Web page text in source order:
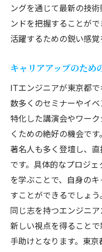
ングを通じて最新の技
ンドを把握することが
活躍するための鋭い感覚
キャリアアップのため
ITエンジニアが東京都で
数多くのセミナーやイ
特化した講演会やワー
くための絶好の機会で
著名人も多く登壇し、
です。具体的なプロジ
を学ぶことで、自身の
すことができるでしょ
同じ志を持つエンジニア
新しい視点を得ること
手助けとなります。東